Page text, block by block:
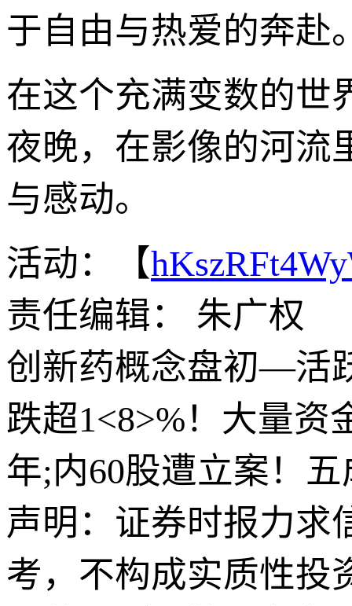
于自由与热爱的奔赴
在这个充满变数的世
夜晚，在影像的河流
与感动。
活动：【
责任编辑： 朱广权
创新药概念盘初—活
跌超1<8>%！大量资
年;内60股遭立案！
声明：证券时报力求
考，不构成实质性投